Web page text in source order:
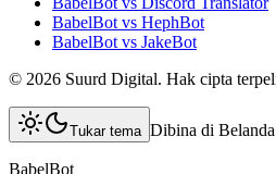
BabelBot vs HephBot
BabelBot vs JakeBot
© 2026 Suurd Digital. Hak cipta
Tukar tema Dibina di Belanda
BabelBot